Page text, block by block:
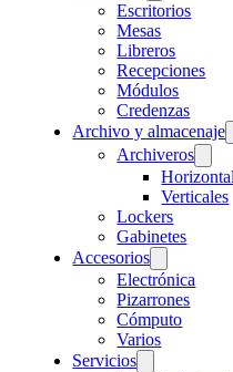
Escritorios
Mesas
Libreros
Recepciones
Módulos
Credenzas
Archivo y almacenaje
Archiveros
Verticales
Lockers
Gabinetes
Accesorios
Electrónica
Pizarrones
Cómputo
Varios
Servicios